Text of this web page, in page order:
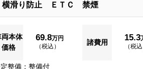
滑り防止 ＥＴＣ 禁煙
本体
価格
69.8万円
（税込）
諸費用 15.3
（税込
整備：整備付